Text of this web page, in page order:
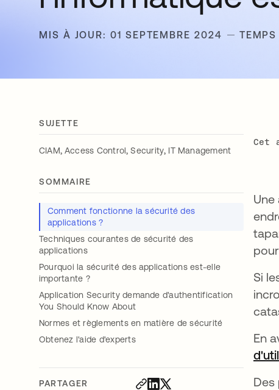
MIS À JOUR: 01 SEPTEMBRE 2024
SUJETTE
CIAM, Access Control,Security, IT Management
SOMMAIRE
Comment fonctionne la sécurité des
applications ?
Techniques courantes de sécurité des
applications
Pourquoi la sécurité des applications est-elle
importante ?
Application Security demande d'authentification
You Should Know About
Normes et règlements en matière de sécurité
Obtenez l'aide d'experts
PARTAGER
Cet
Si
En
Des